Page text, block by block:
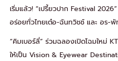
เริ่มแล้ว! “เปรี้ยวปาก Festival
อร่อยทั่วไทยเต๋อ-ฉันทวิชช์ และ อร-
“คิมเบอร์ลี่” ร่วมฉลองเปิดโฉมใหม่
ให้เป็น Vision & Eyewear